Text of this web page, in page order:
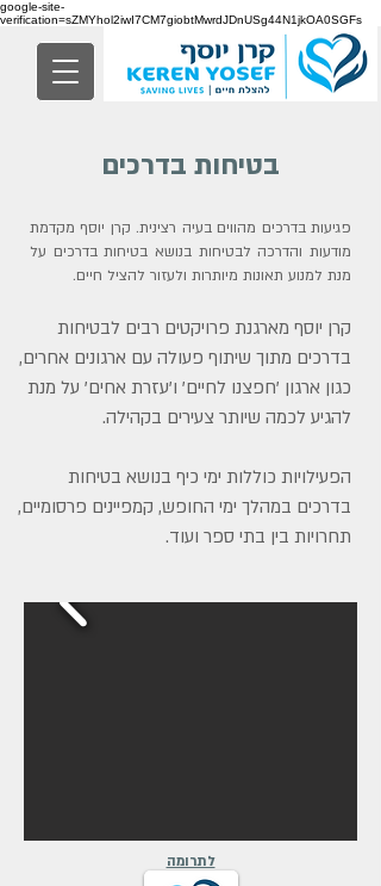
google-site-
verification=sZMYhol2iwI7CM7giobtMwrdJDnUSg44N1jkOA0SGFs
בטיחות בדרכים
פגיעות בדרכים מהווים בעיה רצינית. קרן יוסף מקדמת
מודעות והדרכה לבטיחות בנושא בטיחות בדרכים על
מנת למנוע תאונות מיותרות ולעזור להציל חיים.
קרן יוסף מארגנת פרויקטים רבים לבטיחות
בדרכים מתוך שיתוף פעולה עם ארגונים אחרים,
כגון ארגון 'חפצנו לחיים' ו'עזרת אחים' על מנת
להגיע לכמה שיותר צעירים בקהילה.
הפעילויות כוללות ימי כיף בנושא בטיחות
בדרכים במהלך ימי החופש, קמפיינים פרסומיים,
תחרויות בין בתי ספר ועוד.
לתרומה